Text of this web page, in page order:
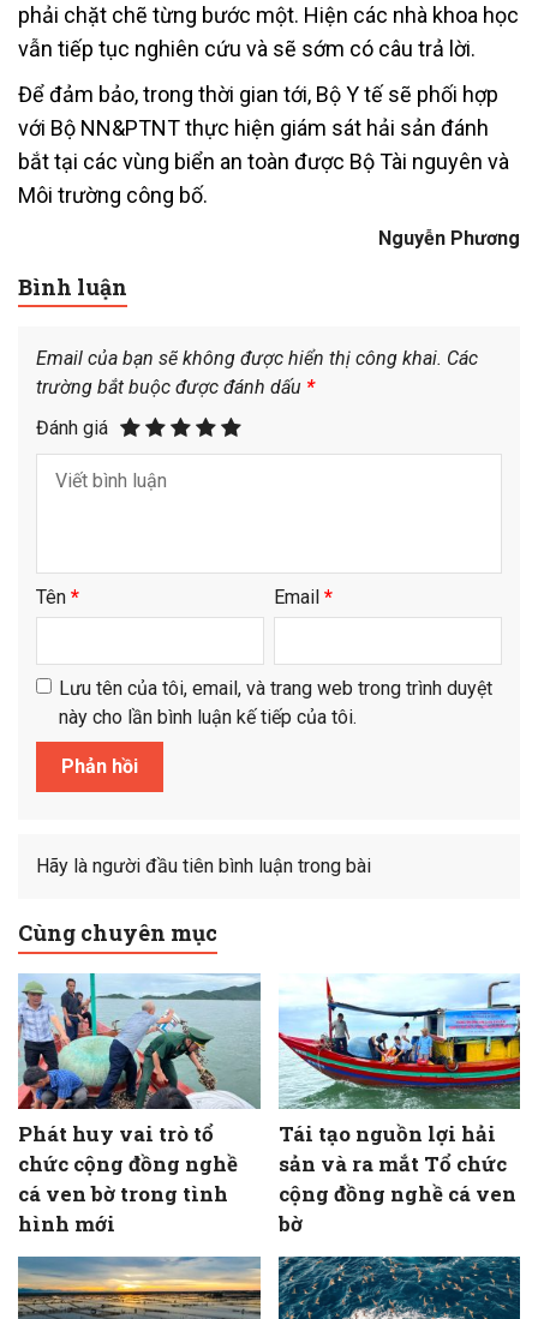
phải chặt chẽ từng bước một. Hiện các nhà khoa học
vẫn tiếp tục nghiên cứu và sẽ sớm có câu trả lời.
Để đảm bảo, trong thời gian tới, Bộ Y tế sẽ phối hợp
với Bộ NN&PTNT thực hiện giám sát hải sản đánh
bắt tại các vùng biển an toàn được Bộ Tài nguyên và
Môi trường công bố.
Nguyễn Phương
Bình luận
Email của bạn sẽ không được hiển thị công khai. Các
trường bắt buộc được đánh dấu *
Đánh giá
Tên * Email *
Lưu tên của tôi, email, và trang web trong trình duyệt
này cho lần bình luận kế tiếp của tôi.
Hãy là người đầu tiên bình luận trong bài
Cùng chuyên mục
Phát huy vai trò tổ
chức cộng đồng nghề
cá ven bờ trong tình
hình mới
Tái tạo nguồn lợi hải
sản và ra mắt Tổ chức
cộng đồng nghề cá ven
bờ